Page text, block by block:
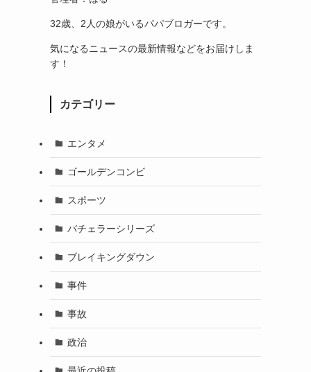
32歳、2人の娘がいるパパブロガーです。
気になるニュースの最新情報などをお届けしま
す！
カテゴリー
エンタメ
ゴールデンコンビ
スポーツ
バチェラーシリーズ
ブレイキングダウン
事件
事故
政治